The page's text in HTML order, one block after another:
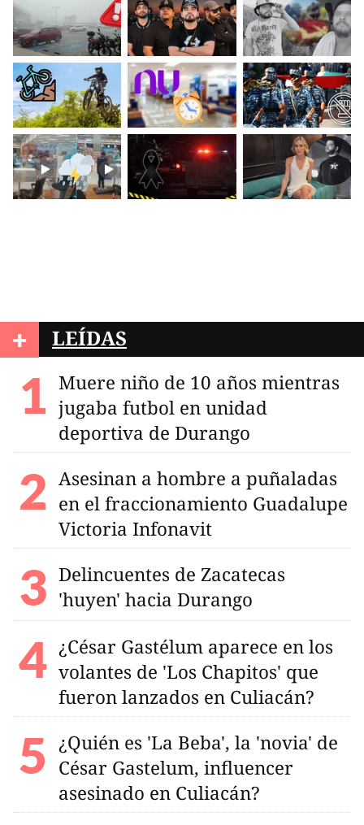
+ LEÍDAS
Muere niño de 10 años mientras
jugaba futbol en unidad
deportiva de Durango
Asesinan a hombre a puñaladas
en el fraccionamiento Guadalupe
Victoria Infonavit
Delincuentes de Zacatecas
'huyen' hacia Durango
¿César Gastélum aparece en los
volantes de 'Los Chapitos' que
fueron lanzados en Culiacán?
¿Quién es 'La Beba', la 'novia' de
César Gastelum, influencer
asesinado en Culiacán?